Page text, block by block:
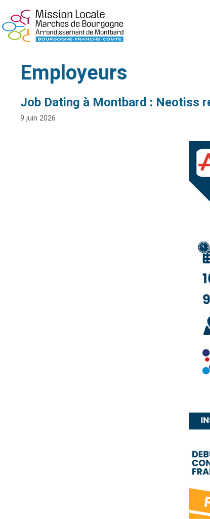
Employeurs
Job Dating à Montbard : Neotiss
9 juin 2026